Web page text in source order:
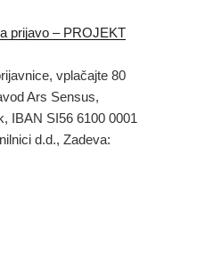
prijavo – PROJEKT
vplačajte 80
Ars Sensus,
IBAN SI56 6100 0001
d.d., Zadeva: